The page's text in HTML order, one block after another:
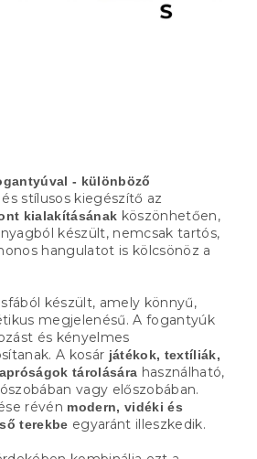
- különböző
stílusos kiegészítő az
kialakításának köszönhetően,
készült, nemcsak tartós,
hangulatot is kölcsönöz a
készült, amely könnyű,
megjelenésű. A fogantyúk
és kényelmes
A kosár játékok, textíliák,
tárolására használható,
vagy előszobában.
révén modern, vidéki és
terekbe egyaránt illeszkedik.